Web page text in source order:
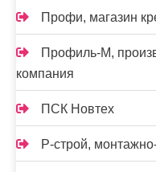
Профи, магазин
Профиль-М,
компания
ПСК Новтех
Р-строй,